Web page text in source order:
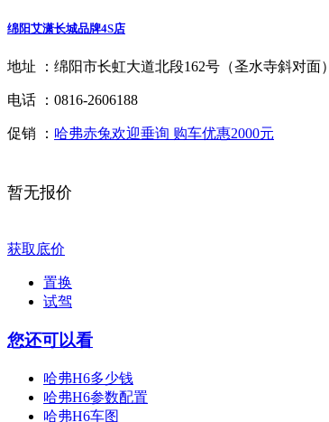
绵阳艾潇长城品牌4S店
地址 ： 绵阳市长虹大道北段162号（圣水寺斜对面）
电话 ： 0816-2606188
促销 ： 哈弗赤兔欢迎垂询 购车优惠2000元
暂无报价
获取底价
置换
试驾
您还可以看
哈弗H6多少钱
哈弗H6参数配置
哈弗H6车图